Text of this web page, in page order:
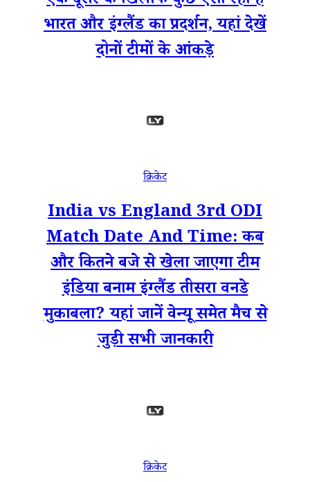
भारत और इंग्लैंड का प्रदर्शन, यहां देखें
दोनों टीमों के आंकड़े
क्रिकेट
India vs England 3rd ODI
Match Date And Time: कब
और कितने बजे से खेला जाएगा टीम
इंडिया बनाम इंग्लैंड तीसरा वनडे
मुकाबला? यहां जानें वेन्यू समेत मैच से
जुड़ी सभी जानकारी
क्रिकेट